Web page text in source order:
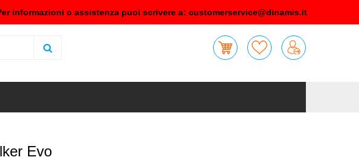
informazioni o assistenza puoi scrivere a: customerservice@dinamis.it
Evo